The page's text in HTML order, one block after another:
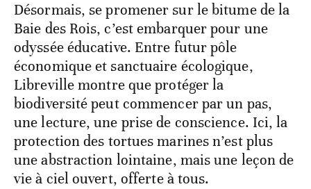
Désormais, se promener sur le bitume de la
Baie des Rois, c’est embarquer pour une
odyssée éducative. Entre futur pôle
économique et sanctuaire écologique,
Libreville montre que protéger la
biodiversité peut commencer par un pas,
une lecture, une prise de conscience. Ici, la
protection des tortues marines n’est plus
une abstraction lointaine, mais une leçon de
vie à ciel ouvert, offerte à tous.